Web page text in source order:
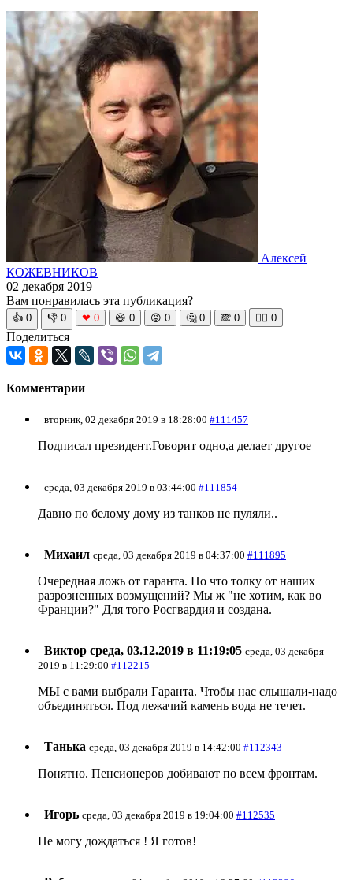
Алексей
КОЖЕВНИКОВ
02 декабря 2019
Вам понравилась эта публикация?
👍 0 👎 0 ❤ 0 😆 0 😡 0 🤔 0 🙈 0 🧘‍♀️ 0
Поделиться
Комментарии
вторник, 02 декабря 2019 в 18:28:00 #111457
Подписал президент.Говорит одно,а делает другое
среда, 03 декабря 2019 в 03:44:00 #111854
Давно по белому дому из танков не пуляли..
Михаил среда, 03 декабря 2019 в 04:37:00 #111895
Очередная ложь от гаранта. Но что толку от наших
разрозненных возмущений? Мы ж "не хотим, как во
Франции?" Для того Росгвардия и создана.
Виктор среда, 03.12.2019 в 11:19:05 среда, 03 декабря
2019 в 11:29:00 #112215
МЫ с вами выбрали Гаранта. Чтобы нас слышали-надо
объединяться. Под лежачий камень вода не течет.
Танька среда, 03 декабря 2019 в 14:42:00 #112343
Понятно. Пенсионеров добивают по всем фронтам.
Игорь среда, 03 декабря 2019 в 19:04:00 #112535
Не могу дождаться ! Я готов!